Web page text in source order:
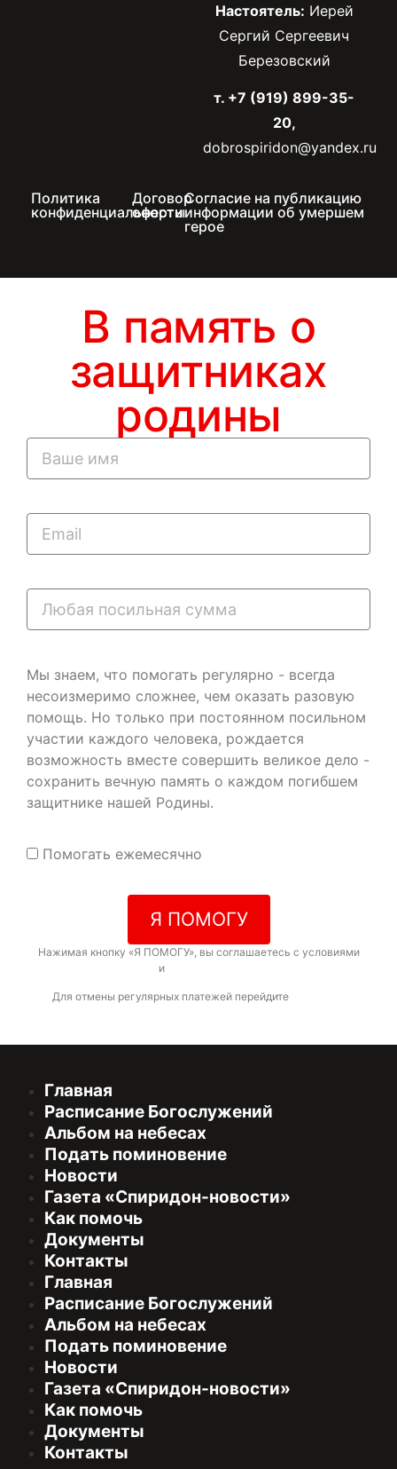
Настоятель: Иерей
Сергий Сергеевич
Березовский
т. +7 (919) 899-35-
20,
dobrospiridon@yandex.ru
Политика
конфиденциальности
Договор
оферты
Согласие на публикацию
информации об умершем
герое
В память о
защитниках
родины
Мы знаем, что помогать регулярно - всегда
несоизмеримо сложнее, чем оказать разовую
помощь. Но только при постоянном посильном
участии каждого человека, рождается
возможность вместе совершить великое дело -
сохранить вечную память о каждом погибшем
защитнике нашей Родины.
Помогать ежемесячно
Я ПОМОГУ
Нажимая кнопку «Я ПОМОГУ», вы соглашаетесь с условиями
и
Для отмены регулярных платежей перейдите
Главная
Расписание Богослужений
Альбом на небесах
Подать поминовение
Новости
Газета «Спиридон-новости»
Как помочь
Документы
Контакты
Главная
Расписание Богослужений
Альбом на небесах
Подать поминовение
Новости
Газета «Спиридон-новости»
Как помочь
Документы
Контакты